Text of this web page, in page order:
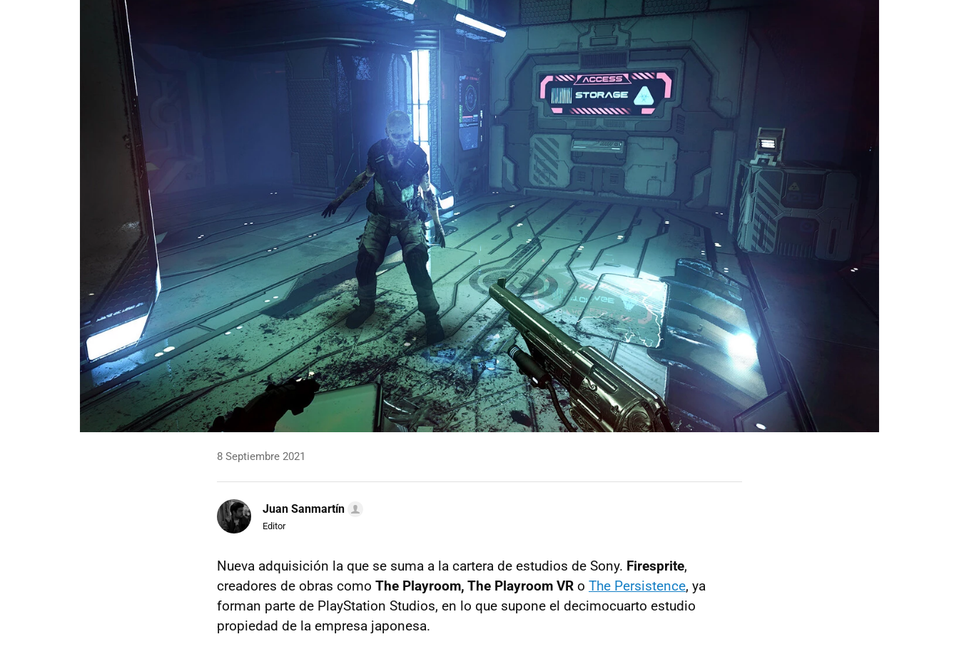
8 Septiembre 2021
Juan Sanmartín
Editor
Nueva adquisición la que se suma a la cartera de estudios de Sony. Firesprite,
creadores de obras como The Playroom, The Playroom VR o The Persistence, ya
forman parte de PlayStation Studios, en lo que supone el decimocuarto estudio
propiedad de la empresa japonesa.